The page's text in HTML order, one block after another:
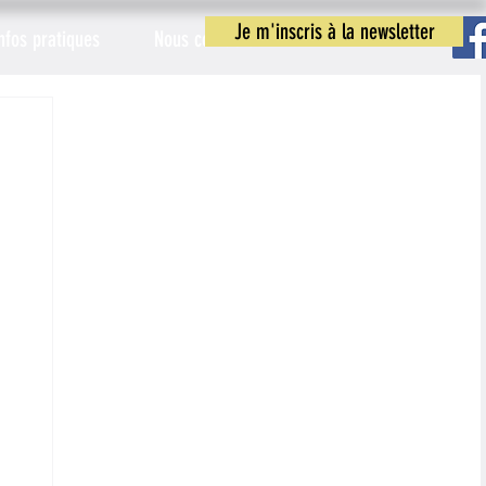
Je m'inscris à la newsletter
Nous contacter